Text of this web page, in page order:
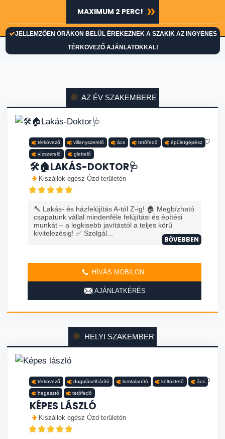
JELLEMZŐEN ÓRÁKON BELÜL ÉREKEZNEK A SZAKIK AZ INGYENES
TÉRKÖVEZŐ AJÁNLATOKKAL!
MAXIMUM 2 PERC!
AZ ÉV SZAKEMBERE
térkövező villanyszerelő ács tetőfedő épületgépész
vízszerelő glettelő
🛠️🏠LAKÁS-DOKTOR🩺
Kiszállok egész Ózd területén
🔨 Lakás- és házfelújítás A-tól Z-ig! 🏠 Megbízható
csapatunk vállal mindenféle felújítási és építési
munkát – a legkisebb javítástól a teljes körű
kivitelezésig! ✅ Szolgál...
BŐVEBBEN
HÍVÁS MOBILON
AJÁNLATKÉRÉS
HELYI SZAKEMBER
térkövező duguláselhárító lomtalanító költöztető ács
hegesztő tetőfedő
KÉPES LÁSZLÓ
Kiszállok egész Ózd területén